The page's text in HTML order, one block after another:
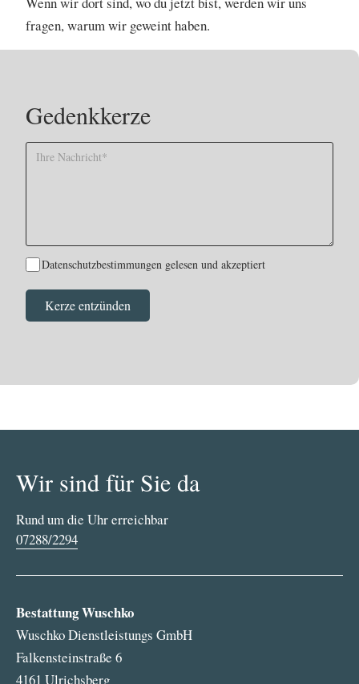
Gedenkkerze
Datenschutzbestimmungen gelesen und akzeptiert
fragen, warum wir geweint haben.
Wir sind für Sie da
Rund um die Uhr erreichbar
07288/2294
Bestattung Wuschko
Wuschko Dienstleistungs GmbH
Falkensteinstraße 6
4161 Ulrichsberg